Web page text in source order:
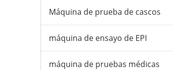
Máquina de prueba de cascos
máquina de ensayo de EPI
máquina de pruebas médicas